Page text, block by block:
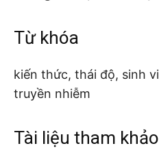
Từ khóa
kiến thức, thái độ, sinh
truyền nhiễm
Tài liệu tham khảo